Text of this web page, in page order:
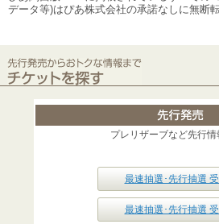
データ等)はぴあ株式会社の承諾なしに無断
プレリザーブなど先行情
最速抽選･先行抽選
最速抽選･先行抽選